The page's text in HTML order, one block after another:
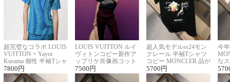
超完璧なコラボ LOUIS
VUITTON × Yayoi
Kusama 個性 半袖Tシャ
ツコピー男女兼用
7800 円
LOUIS VUITTON ルイ
ヴィトンコピー新作ア
ップリケ肖像画コット
ンニット半袖Tシャツ
7500 円
超人気モデルss24モン
クレール 半袖Tシャツ
コピー MONCLER 品が
良く見た目
5700 円
今
な
ル